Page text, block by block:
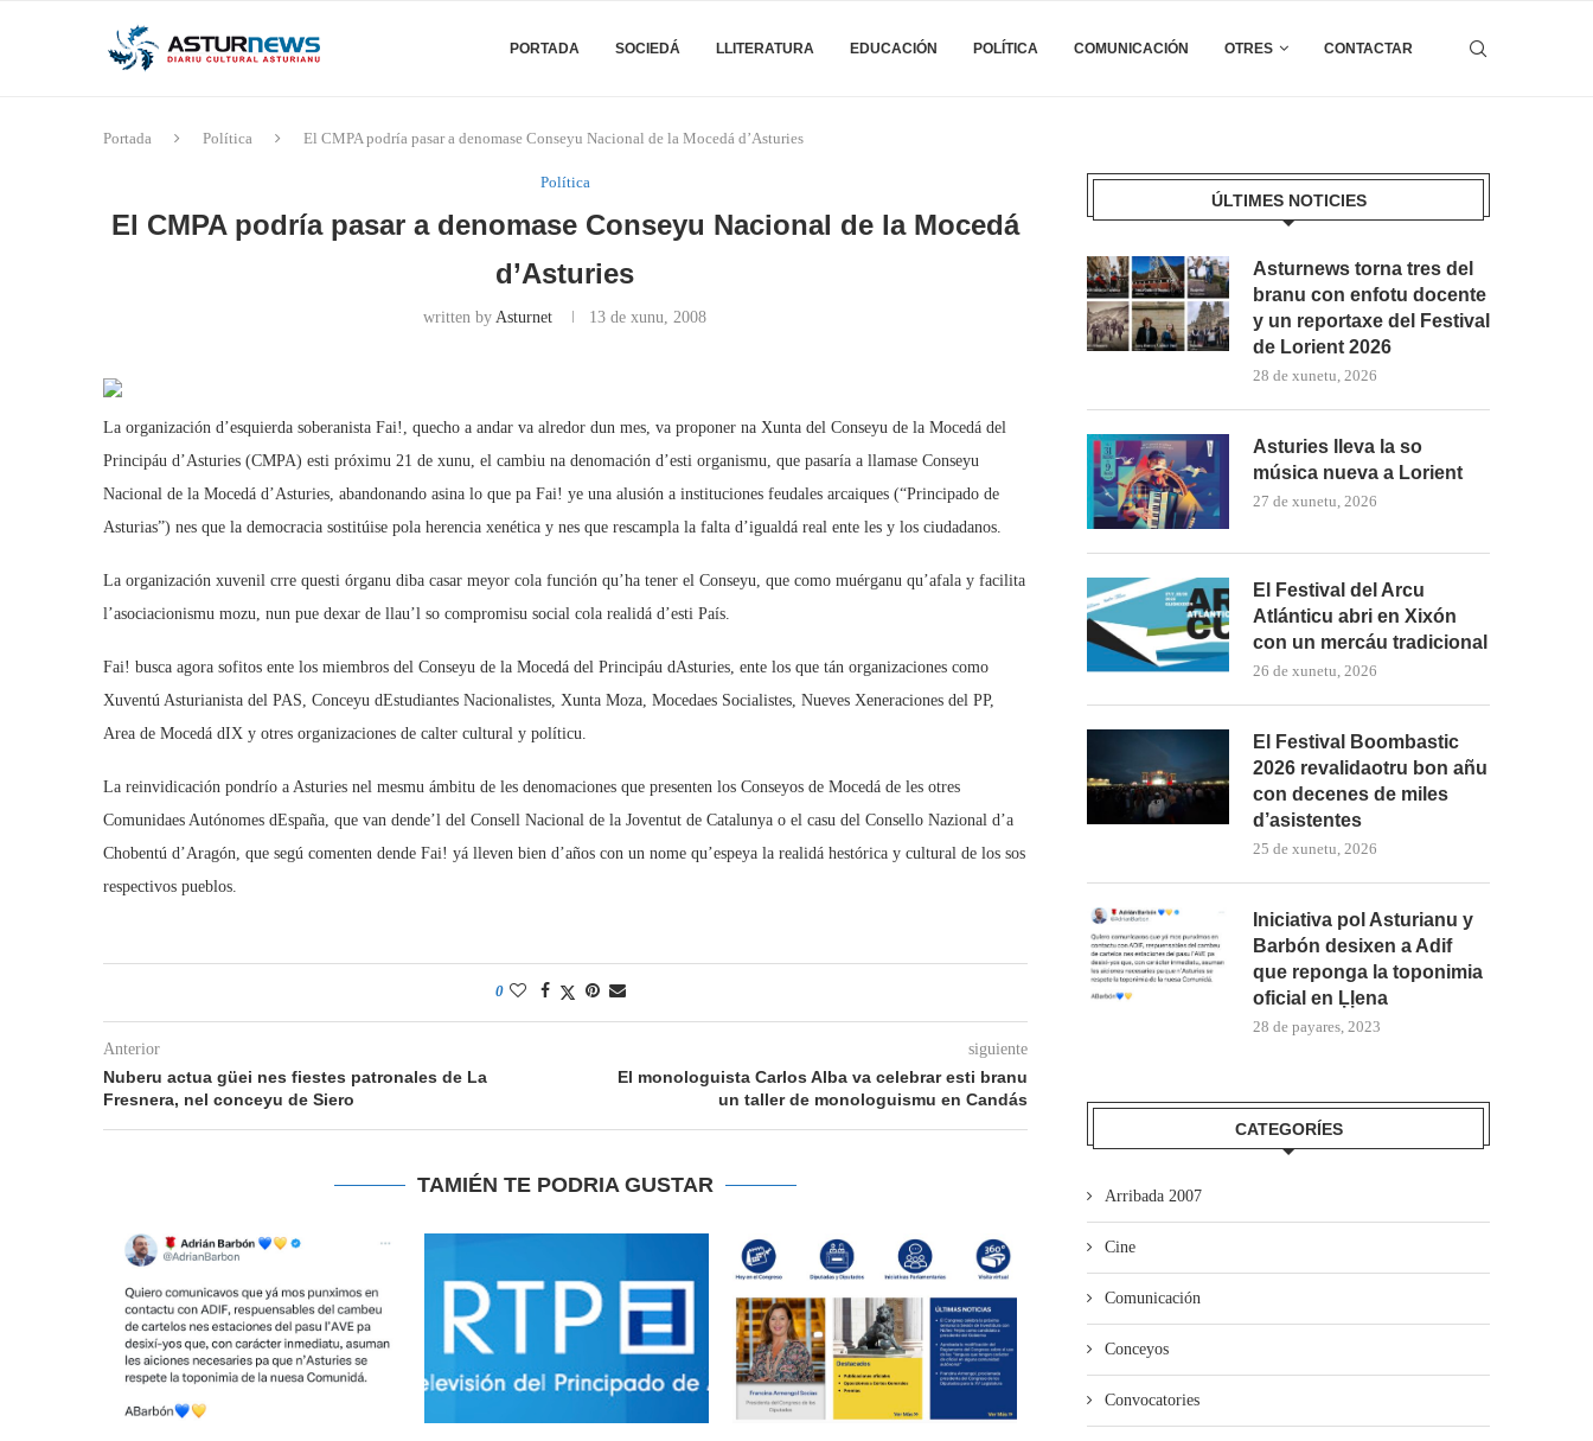
PORTADA SOCIEDÁ LLITERATURA EDUCACIÓN POLÍTICA COMUNICACIÓN OTRES CONTACTAR
Portada Política El CMPA podría pasar a denomase Conseyu Nacional de la Mocedá d’Asturies
Política
El CMPA podría pasar a denomase Conseyu Nacional de la Mocedá
d’Asturies
written byAsturnet 13 de xunu, 2008
La organización d’esquierda soberanista Fai!, quecho a andar va alredor dun mes, va proponer na Xunta del Conseyu de la Mocedá del
Principáu d’Asturies (CMPA) esti próximu 21 de xunu, el cambiu na denomación d’esti organismu, que pasaría a llamase Conseyu
Nacional de la Mocedá d’Asturies, abandonando asina lo que pa Fai! ye una alusión a instituciones feudales arcaiques (“Principado de
Asturias”) nes que la democracia sostitúise pola herencia xenética y nes que rescampla la falta d’igualdá real ente les y los ciudadanos.
La organización xuvenil crre questi órganu diba casar meyor cola función qu’ha tener el Conseyu, que como muérganu qu’afala y facilita
l’asociacionismu mozu, nun pue dexar de llau’l so compromisu social cola realidá d’esti País.
Fai! busca agora sofitos ente los miembros del Conseyu de la Mocedá del Principáu dAsturies, ente los que tán organizaciones como
Xuventú Asturianista del PAS, Conceyu dEstudiantes Nacionalistes, Xunta Moza, Mocedaes Socialistes, Nueves Xeneraciones del PP,
Area de Mocedá dIX y otres organizaciones de calter cultural y políticu.
La reinvidicación pondrío a Asturies nel mesmu ámbitu de les denomaciones que presenten los Conseyos de Mocedá de les otres
Comunidaes Autónomes dEspaña, que van dende’l del Consell Nacional de la Joventut de Catalunya o el casu del Consello Nazional d’a
Chobentú d’Aragón, que segú comenten dende Fai! yá lleven bien d’años con un nome qu’espeya la realidá hestórica y cultural de los sos
respectivos pueblos.
0
Anterior
Nuberu actua güei nes fiestes patronales de La
Fresnera, nel conceyu de Siero
siguiente
El monologuista Carlos Alba va celebrar esti branu
un taller de monologuismu en Candás
TAMIÉN TE PODRIA GUSTAR
ÚLTIMES NOTICIES
Asturnews torna tres del
branu con enfotu docente
y un reportaxe del Festival
de Lorient 2026
28 de xunetu, 2026
Asturies lleva la so
música nueva a Lorient
27 de xunetu, 2026
El Festival del Arcu
Atlánticu abri en Xixón
con un mercáu tradicional
26 de xunetu, 2026
El Festival Boombastic
2026 revalidaotru bon añu
con decenes de miles
d’asistentes
25 de xunetu, 2026
Iniciativa pol Asturianu y
Barbón desixen a Adif
que reponga la toponimia
oficial en Ḷḷena
28 de payares, 2023
CATEGORÍES
Arribada 2007
Cine
Comunicación
Conceyos
Convocatories